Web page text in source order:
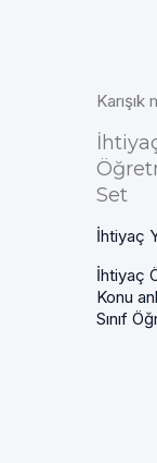
Karışık
Set
İhtiyaç
İhtiyaç
Konu
Sınıf